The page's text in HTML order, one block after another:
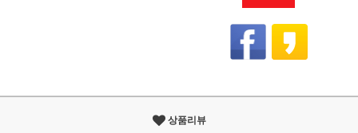
상품리뷰